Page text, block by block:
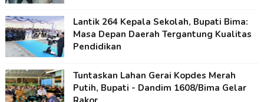
Lantik 264 Kepala Sekolah, Bupati Bima:
Masa Depan Daerah Tergantung Kualitas
Pendidikan
Tuntaskan Lahan Gerai Kopdes Merah
Putih, Bupati - Dandim 1608/Bima Gelar